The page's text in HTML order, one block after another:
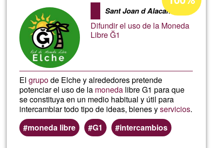
Sant Joan d Alacant
Difundir el uso de la Moneda
Libre Ğ1
Elgrupode Elche y alrededores pretende
potenciar el uso de la moneda libre G1 para que
se constituya en un medio habitual y útil para
intercambiar todo tipo de ideas, bienes yservicios.
moneda libre
G1 intercambios
d'acceptació
de
G1